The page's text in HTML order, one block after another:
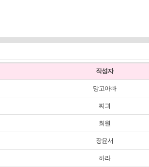
작성자
망고아빠
찌긔
희원
장윤서
하라